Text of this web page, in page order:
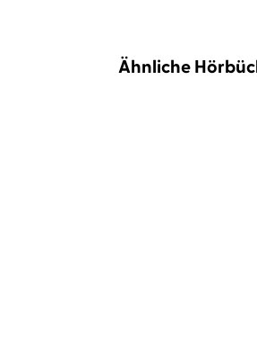
Management
Ähnliche